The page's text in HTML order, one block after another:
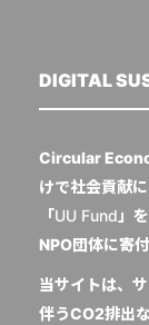
DIGITAL
Circular
けで社会貢献
「UU Fund 」
NPO団体に寄
当サイトは、
伴うCO2排出